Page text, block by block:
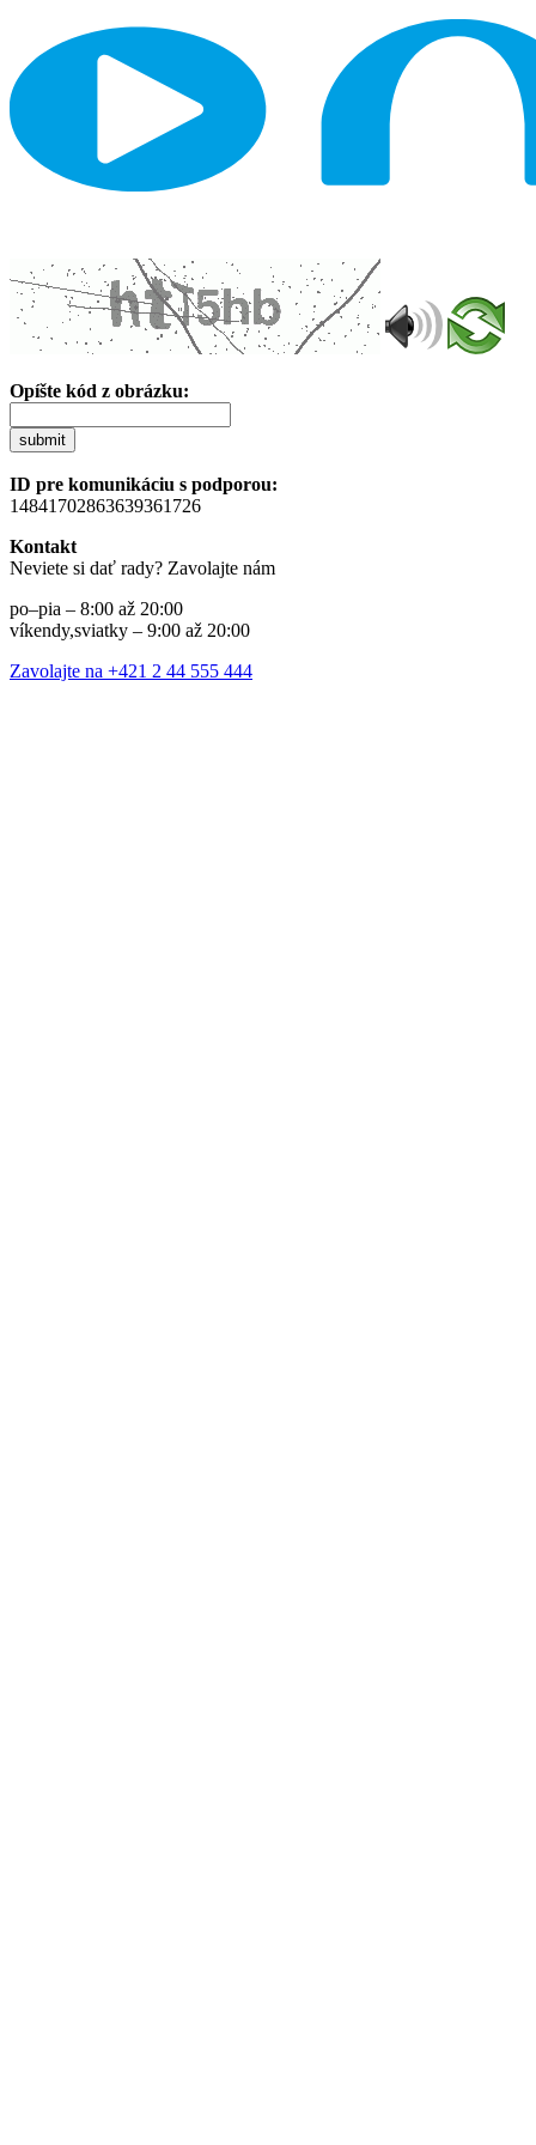
Opíšte kód z obrázku:
submit
ID pre komunikáciu s podporou:
14841702863639361726
Kontakt
Neviete si dať rady? Zavolajte nám
po–pia – 8:00 až 20:00
víkendy,sviatky – 9:00 až 20:00
Zavolajte na +421 2 44 555 444